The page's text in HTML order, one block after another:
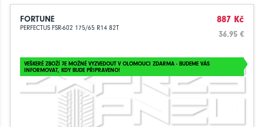
FORTUNE
PERFECTUS FSR-602 175/65 R14 82T
887 Kč
36.95 €
VEŠKERÉ ZBOŽÍ JE MOŽNÉ VYZVEDOUT V OLOMOUCI ZDARMA - BUDEME VÁS
INFORMOVAT, KDY BUDE PŘIPRAVENO!